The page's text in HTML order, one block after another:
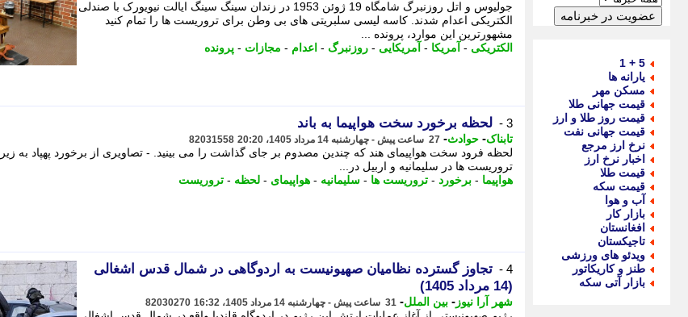
5 + 1
یارانه ها
مسکن مهر
قیمت جهانی طلا
قیمت روز طلا و ارز
قیمت جهانی نفت
نرخ ارز مرجع
اخبار نرخ ارز
قیمت طلا
قیمت سکه
آب و هوا
بازار کار
افغانستان
تاجیکستان
ویدئو های ورزشی
طنز و کاریکاتور
بازار آتی سکه
جولیوس و اتل روزنبرگ شامگاه 19 ژوئن 1953 در زندان سینگ سینگ ایالت نیویورک با صندلی
الکتریکی اعدام شدند. کاسه لیسی سلبریتی های بی وطن برای تروریست ها را تمام کنید
مشهورترین این موارد، پرونده ...
الکتریکی - آمریکا - آمریکایی - روزنبرگ - اعدام - مجازات - پرونده
3 - لحظه برخورد سخت هواپیما به باند
تابناک- حوادث- 27 ساعت پیش - چهارشنبه 14 مرداد 1405، 20:20 82031558
لحظه فرود سخت هواپیمای هند که چندین مصدوم بر جای گذاشت را می بینید. - تصاویری از برخورد پهپاد به
تروریست ها در سلیمانیه و اربیل در...
هواپیما - برخورد - تروریست ها - سلیمانیه - هواپیمای - لحظه - تروریست
4 -
تجاوز گسترده نظامیان صهیونیست به اردوگاهی در شمال قدس اشغالی
(14 مرداد 1405)
شهر آرا نیوز - بین الملل- 31 ساعت پیش - چهارشنبه 14 مرداد 1405، 16:32 82030270